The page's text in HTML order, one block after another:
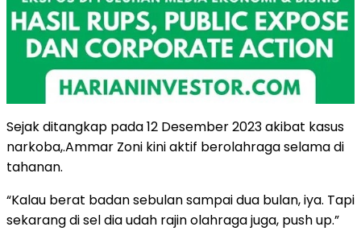
Sejak ditangkap pada 12 Desember 2023 akibat kasus
narkoba,.Ammar Zoni kini aktif berolahraga selama di
tahanan.
“Kalau berat badan sebulan sampai dua bulan, iya. Tapi
sekarang di sel dia udah rajin olahraga juga, push up.”